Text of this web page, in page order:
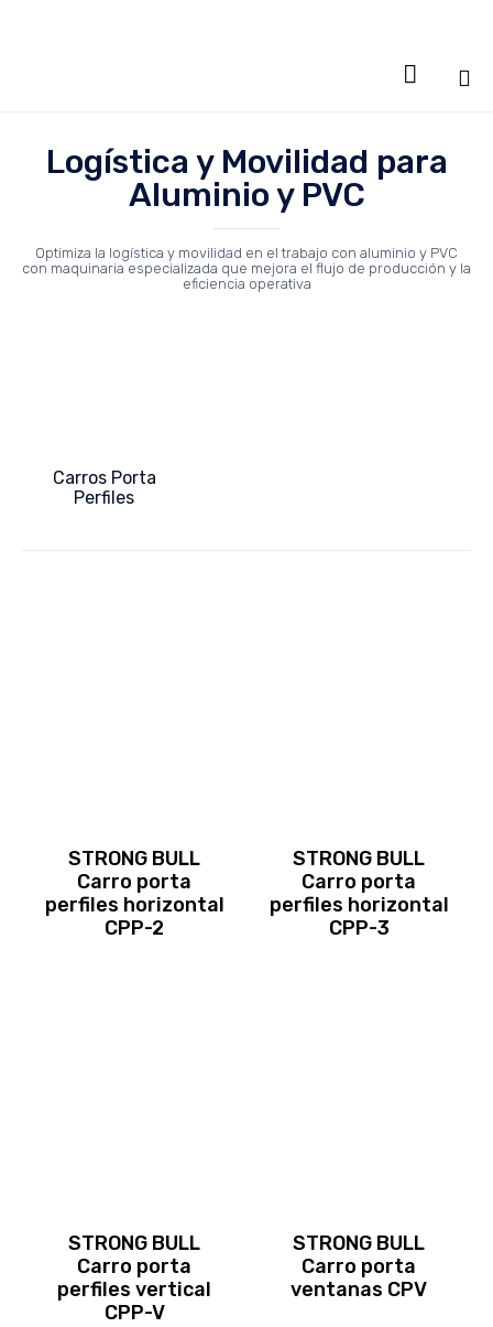

Logística y Movilidad para
Aluminio y PVC
Optimiza la logística y movilidad en el trabajo con aluminio y PVC
con maquinaria especializada que mejora el flujo de producción y la
eficiencia operativa
Carros Porta
Perfiles
STRONG BULL
Carro porta
perfiles horizontal
CPP-2
STRONG BULL
Carro porta
perfiles horizontal
CPP-3
STRONG BULL
Carro porta
perfiles vertical
CPP-V
STRONG BULL
Carro porta
ventanas CPV